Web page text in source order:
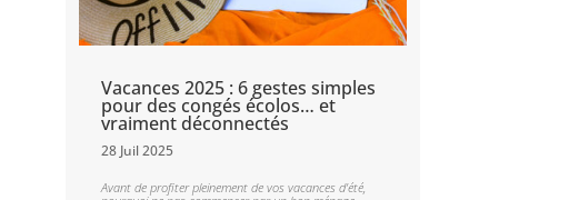
Vacances 2025 : 6 gestes simples
pour des congés écolos… et
vraiment déconnectés
28 Juil 2025
Avant de profiter pleinement de vos vacances d’été,